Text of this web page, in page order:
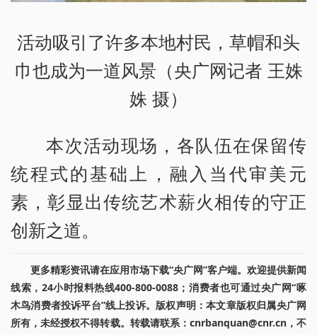
活动吸引了许多本地村民，草帽和头
巾也成为一道风景（央广网记者 王姝
姝 摄）
本次活动现场，各队伍在保留传
统程式的基础上，融入当代审美元
素，彰显出传统艺术薪火相传的守正
创新之道。
更多精彩资讯请在应用市场下载“央广网”客户端。欢迎提供新闻
线索，24小时报料热线400-800-0088；消费者也可通过央广网“啄
木鸟消费者投诉平台”线上投诉。版权声明：本文章版权归属央广网
所有，未经授权不得转载。转载请联系：cnrbanquan@cnr.cn，不